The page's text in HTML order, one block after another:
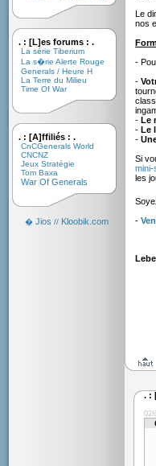
. : [L]es forums : .
La série Tiberium
La s�rie Alerte Rouge
Generals / Heure H
La Terre du Milieu
Time Of War
. : [A]ffiliés : .
CnCGenerals World
CNCNZ
Jeux Stratégie
Tom Baxa
War Of Generals
� Jios // Kloobik.com
Le
nos
-
-
- Le
- Le
-
Si
mini-
les
-
. :
02/